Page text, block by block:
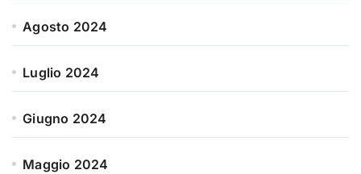
Agosto 2024
Luglio 2024
Giugno 2024
Maggio 2024